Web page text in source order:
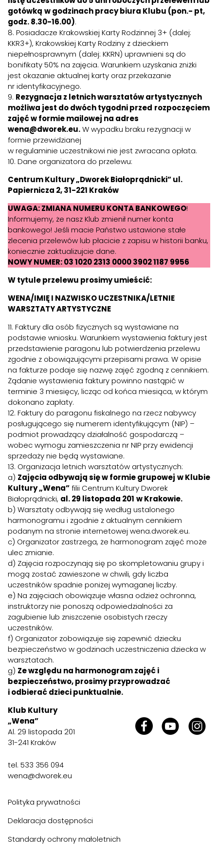
gotówką w godzinach pracy biura Klubu (pon.- pt,
godz. 8.30-16.00).
8. Posiadacze Krakowskiej Karty Rodzinnej 3+ (dalej:
KKR3+), Krakowskiej Karty Rodziny z dzieckiem
niepełnosprawnym (dalej: KKRN) uprawnieni są do
bonifikaty 50% na zajęcia. Warunkiem uzyskania zniżki
jest okazanie aktualnej karty oraz przekazanie
nr identyfikacyjnego.
9. Rezygnacja z letnich warsztatów artystycznych
możliwa jest do dwóch tygodni przed rozpoczęciem
zajęć w formie mailowej na adres
wena@dworek.eu.W wypadku braku rezygnacji w
formie przewidzianej
w regulaminie uczestnikowi nie jest zwracana opłata.
10. Dane organizatora do przelewu:
Centrum Kultury „Dworek Białoprądnicki” ul.
Papiernicza 2, 31-221 Kraków
UWAGA: ZMIANA NUMERU KONTA BANKOWEGO!
Informujemy, że nasz Klub zmienił numer konta
bankowego! Jeśli macie Państwo ustawione stałe
zlecenia przelewów lub płacicie z zapisu w historii banku,
koniecznie zaktualizujcie dane.
NOWY NUMER: 03 1020 2313 0000 3902 1187 9956
W tytule przelewu prosimy umieścić:
WENA/IMIĘ I NAZWISKO UCZESTNIKA/LETNIE
WARSZTATY ARTYSTYCZNE
11. Faktury dla osób fizycznych są wystawiane na
podstawie wniosku. Warunkiem wystawienia faktury jest
przedstawienie paragonu lub potwierdzenia przelewu
zgodnie z obowiązującymi przepisami prawa. W opisie
na fakturze podaje się nazwę zajęć zgodną z cennikiem.
Żądanie wystawienia faktury powinno nastąpić w
terminie 3 miesięcy, licząc od końca miesiąca, w którym
dokonano zapłaty.
12. Faktury do paragonu fiskalnego na rzecz nabywcy
posługującego się numerem identyfikującym (NIP) –
podmiot prowadzący działalność gospodarczą –
wobec wymogu zamieszczenia nr NIP przy ewidencji
sprzedaży nie będą wystawiane.
13. Organizacja letnich warsztatów artystycznych:
a) Zajęcia odbywają się w formie grupowej w Klubie
Kultury „Wena”filii Centrum Kultury Dworek
Białoprądnicki, al. 29 listopada 201 w Krakowie.
b) Warsztaty odbywają się według ustalonego
harmonogramu i zgodnie z aktualnym cennikiem
podanym na stronie internetowej wena.dworek.eu.
c) Organizator zastrzega, że harmonogram zajęć może
ulec zmianie.
d) Zajęcia rozpoczynają się po skompletowaniu grupy i
mogą zostać zawieszone w chwili, gdy liczba
uczestników spadnie poniżej wymaganej liczby.
e) Na zajęciach obowiązuje własna odzież ochronna,
instruktorzy nie ponoszą odpowiedzialności za
zagubienie lub zniszczenie osobistych rzeczy
uczestników.
f) Organizator zobowiązuje się zapewnić dziecku
bezpieczeństwo w godzinach uczestniczenia dziecka w
warsztatach.
g) Ze względu na harmonogram zajęć i
bezpieczeństwo, prosimy przyprowadzać
i odbierać dzieci punktualnie.
Klub Kultury
„Wena”
Al. 29 listopada 201
31-241 Kraków
tel. 533 356 094
wena@dworek.eu
Polityka prywatności
Deklaracja dostępności
Standardy ochrony małoletnich